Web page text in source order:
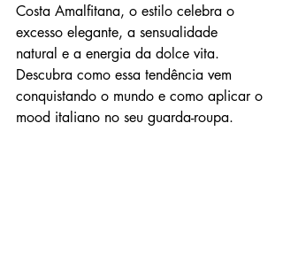
Costa Amalfitana, o estilo celebra o
excesso elegante, a sensualidade
natural e a energia da dolce vita.
Descubra como essa tendência vem
conquistando o mundo e como aplicar o
mood italiano no seu guarda-roupa.